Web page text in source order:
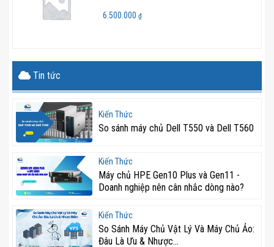
6.500.000 ₫
Tin tức
Kiến Thức
So sánh máy chủ Dell T550 và Dell T560
Kiến Thức
Máy chủ HPE Gen10 Plus và Gen11 -
Doanh nghiệp nên cân nhắc dòng nào?
Kiến Thức
So Sánh Máy Chủ Vật Lý Và Máy Chủ Ảo:
Đâu Là Ưu & Nhược...